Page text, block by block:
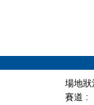
場地
賽道 :